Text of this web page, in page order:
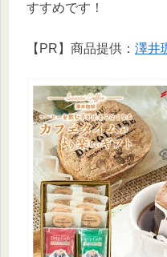
すすめです！
【PR】商品提供： 澤井